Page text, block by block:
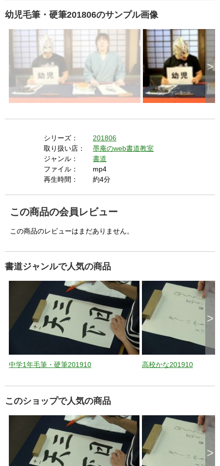
幼児毛筆・硬筆201806のサンプル画像
>
シリーズ：
201806
取り扱い店：
墨庵のweb書道教室
ジャンル：
書道
ファイル：
mp4
再生時間：
約4分
この商品の会員レビュー
この商品のレビューはまだありません。
書道ジャンルで人気の商品
中学1年毛筆・硬筆201910 高校かな201910
>
このショップで人気の商品
>